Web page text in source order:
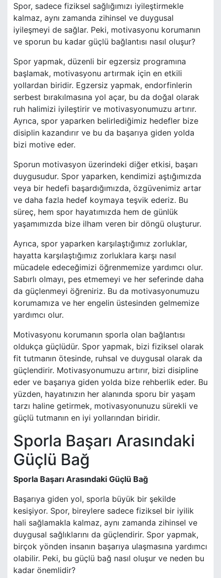
Spor, sadece fiziksel sağlığımızı iyileştirmekle
kalmaz, aynı zamanda zihinsel ve duygusal
iyileşmeyi de sağlar. Peki, motivasyonu korumanın
ve sporun bu kadar güçlü bağlantısı nasıl oluşur?
Spor yapmak, düzenli bir egzersiz programına
başlamak, motivasyonu artırmak için en etkili
yollardan biridir. Egzersiz yapmak, endorfinlerin
serbest bırakılmasına yol açar, bu da doğal olarak
ruh halimizi iyileştirir ve motivasyonumuzu artırır.
Ayrıca, spor yaparken belirlediğimiz hedefler bize
disiplin kazandırır ve bu da başarıya giden yolda
bizi motive eder.
Sporun motivasyon üzerindeki diğer etkisi, başarı
duygusudur. Spor yaparken, kendimizi aştığımızda
veya bir hedefi başardığımızda, özgüvenimiz artar
ve daha fazla hedef koymaya teşvik ederiz. Bu
süreç, hem spor hayatımızda hem de günlük
yaşamımızda bize ilham veren bir döngü oluşturur.
Ayrıca, spor yaparken karşılaştığımız zorluklar,
hayatta karşılaştığımız zorluklara karşı nasıl
mücadele edeceğimizi öğrenmemize yardımcı olur.
Sabırlı olmayı, pes etmemeyi ve her seferinde daha
da güçlenmeyi öğreniriz. Bu da motivasyonumuzu
korumamıza ve her engelin üstesinden gelmemize
yardımcı olur.
Motivasyonu korumanın sporla olan bağlantısı
oldukça güçlüdür. Spor yapmak, bizi fiziksel olarak
fit tutmanın ötesinde, ruhsal ve duygusal olarak da
güçlendirir. Motivasyonumuzu artırır, bizi disipline
eder ve başarıya giden yolda bize rehberlik eder. Bu
yüzden, hayatınızın her alanında sporu bir yaşam
tarzı haline getirmek, motivasyonunuzu sürekli ve
güçlü tutmanın en iyi yollarından biridir.
Sporla Başarı Arasındaki
Güçlü Bağ
Sporla Başarı Arasındaki Güçlü Bağ
Başarıya giden yol, sporla büyük bir şekilde
kesişiyor. Spor, bireylere sadece fiziksel bir iyilik
hali sağlamakla kalmaz, aynı zamanda zihinsel ve
duygusal sağlıklarını da güçlendirir. Spor yapmak,
birçok yönden insanın başarıya ulaşmasına yardımcı
olabilir. Peki, bu güçlü bağ nasıl oluşur ve neden bu
kadar önemlidir?